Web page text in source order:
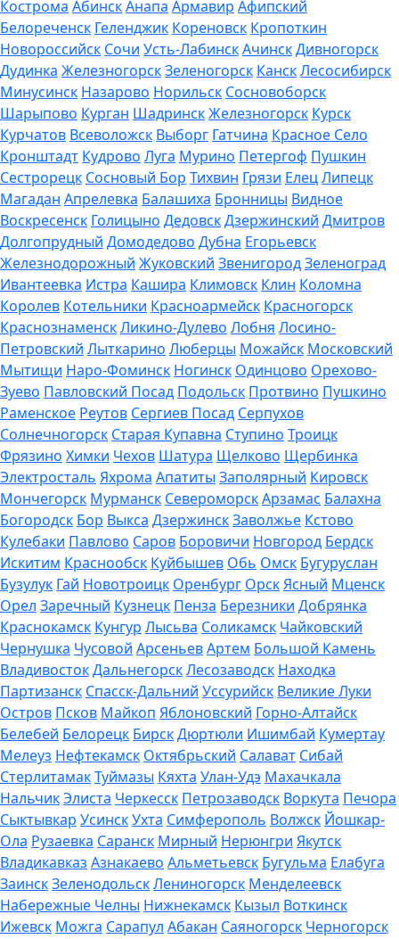
Кострома АбинскАнапа Армавир Афипский
Белореченск Геленджик Кореновск Кропоткин
Новороссийск Сочи Усть-ЛабинскАчинскДивногорск
Дудинка ЖелезногорскЗеленогорск КанскЛесосибирск
Минусинск Назарово Норильск Сосновоборск
Шарыпово Курган ШадринскЖелезногорск Курск
Курчатов Всеволожск Выборг Гатчина Красное Село
Кронштадт Кудрово Луга Мурино Петергоф Пушкин
Сестрорецк Сосновый Бор Тихвин Грязи ЕлецЛипецк
Магадан Апрелевка Балашиха Бронницы Видное
Воскресенск Голицыно ДедовскДзержинский Дмитров
Долгопрудный Домодедово Дубна Егорьевск
Железнодорожный Жуковский ЗвенигородЗеленоград
Ивантеевка Истра Кашира Климовск Клин Коломна
Королев Котельники Красноармейск Красногорск
КраснознаменскЛикино-Дулево Лобня Лосино-
Петровский Лыткарино Люберцы Можайск Московский
Мытищи Наро-Фоминск Ногинск Одинцово Орехово-
Зуево Павловский Посад Подольск Протвино Пушкино
Раменское Реутов Сергиев Посад Серпухов
Солнечногорск Старая Купавна Ступино Троицк
Фрязино Химки Чехов Шатура Щелково Щербинка
Электросталь Яхрома Апатиты Заполярный Кировск
Мончегорск Мурманск СевероморскАрзамас Балахна
Богородск Бор Выкса ДзержинскЗаволжье Кстово
Кулебаки Павлово Саров Боровичи Новгород Бердск
Искитим Краснообск Куйбышев Обь Омск Бугуруслан
Бузулук Гай Новотроицк Оренбург ОрскЯсный Мценск
Орел Заречный Кузнецк Пенза Березники Добрянка
Краснокамск Кунгур Лысьва Соликамск Чайковский
Чернушка Чусовой АрсеньевАртем Большой Камень
ВладивостокДальнегорскЛесозаводск Находка
Партизанск Спасск-Дальний Уссурийск Великие Луки
Остров Псков Майкоп Яблоновский Горно-Алтайск
Белебей Белорецк БирскДюртюли Ишимбай Кумертау
Мелеуз Нефтекамск Октябрьский Салават Сибай
СтерлитамакТуймазы Кяхта Улан-Удэ Махачкала
НальчикЭлиста Черкесск Петрозаводск Воркута Печора
Сыктывкар УсинскУхта Симферополь Волжск Йошкар-
Ола Рузаевка Саранск Мирный Нерюнгри Якутск
Владикавказ Азнакаево Альметьевск Бугульма Елабуга
ЗаинскЗеленодольскЛениногорск Менделеевск
Набережные Челны Нижнекамск Кызыл Воткинск
Ижевск Можга Сарапул Абакан Саяногорск Черногорск